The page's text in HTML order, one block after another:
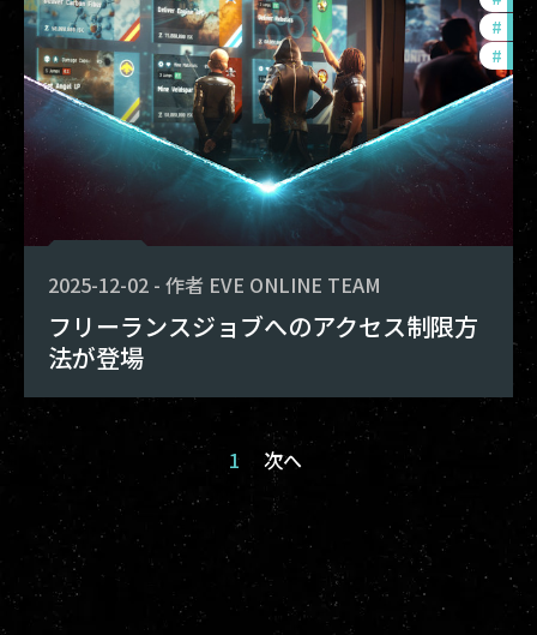
#
#
2025-12-02 - 作者 EVE ONLINE TEAM
フリーランスジョブへのアクセス制限方
法が登場
1 次へ